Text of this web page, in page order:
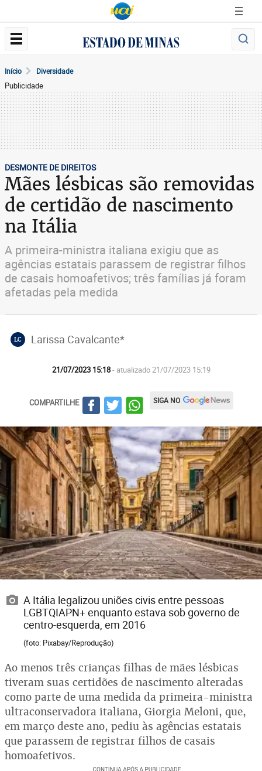
Início Diversidade
Publicidade
DESMONTE DE DIREITOS
Mães lésbicas são removidas
de certidão de nascimento
na Itália
A primeira-ministra italiana exigiu que as
agências estatais parassem de registrar filhos
de casais homoafetivos; três famílias já foram
afetadas pela medida
LC Larissa Cavalcante*
21/07/2023 15:18- atualizado 21/07/2023 15:19
COMPARTILHE SIGA NO
A Itália legalizou uniões civis entre pessoas
LGBTQIAPN+ enquanto estava sob governo de
centro-esquerda, em 2016
(foto: Pixabay/Reprodução)
Ao menos três crianças filhas de mães lésbicas
tiveram suas certidões de nascimento alteradas
como parte de uma medida da primeira-ministra
ultraconservadora italiana, Giorgia Meloni, que,
em março deste ano, pediu às agências estatais
que parassem de registrar filhos de casais
homoafetivos.